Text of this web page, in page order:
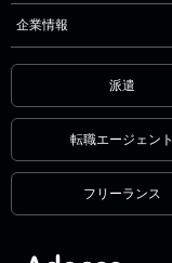
企業情報
派遣
転職エージェント
フリーランス